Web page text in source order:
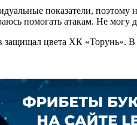
показатели, поэтому
помогать атакам. Не
цвета ХК «Торунь». В